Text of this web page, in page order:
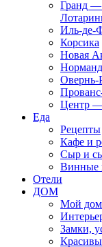
Гранд —
Иль-де-
Корсика
Новая
Центр
Еда
Рецепты
Кафе и
Сыр и
Винные
Отели
ДОМ
Мой дом
Замки,